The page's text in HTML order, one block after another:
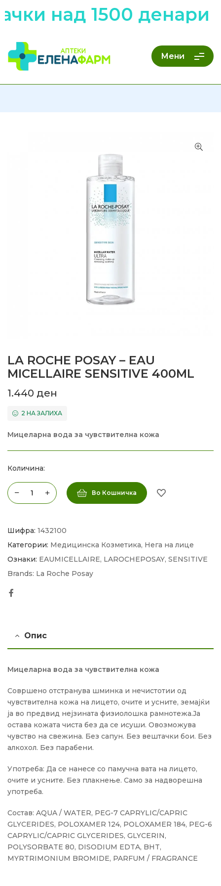
над 1500 денари
Мени
LA ROCHE POSAY – EAU
MICELLAIRE SENSITIVE 400ML
1.440 ден
2 НА ЗАЛИХА
Мицеларна вода за чувствителна кожа
Количина:
Во Кошничка
Шифра: 1432100
Категории: Медицинска Козметика, Нега на лице
Ознаки: EAUMICELLAIRE, LAROCHEPOSAY, SENSITIVE
Brands: La Roche Posay
Опис
Мицеларна вода за чувствителна кожа
Совршено отстранува шминка и нечистотии од
чувствителна кожа на лицето, очите и усните, земајќи
ја во предвид нејзината физиолошка рамнотежа.Ја
остава кожата чиста без да се исуши. Овозможува
чувство на свежина. Без сапун. Без вештачки бои. Без
алкохол. Без парабени.
Употреба: Да се нанесе со памучна вата на лицето,
очите и усните. Без плакнење. Само за надворешна
употреба.
Состав: AQUA / WATER, PEG-7 CAPRYLIC/CAPRIC
GLYCERIDES, POLOXAMER 124, POLOXAMER 184, PEG-6
CAPRYLIC/CAPRIC GLYCERIDES, GLYCERIN,
POLYSORBATE 80, DISODIUM EDTA, BHT,
MYRTRIMONIUM BROMIDE, PARFUM / FRAGRANCE